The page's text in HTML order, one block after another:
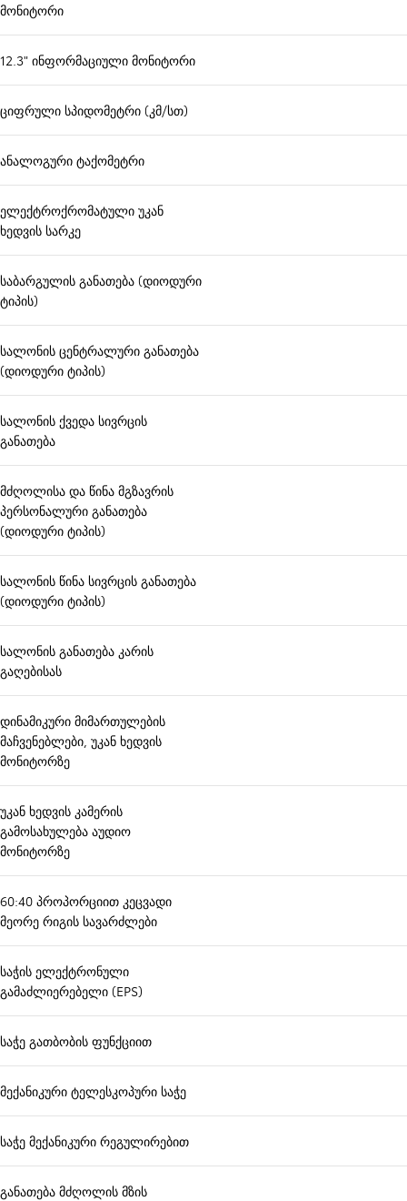
მონიტორი
12.3" ინფორმაციული მონიტორი
ციფრული სპიდომეტრი (კმ/სთ)
ანალოგური ტაქომეტრი
ელექტროქრომატული უკან
ხედვის სარკე
საბარგულის განათება (დიოდური
ტიპის)
სალონის ცენტრალური განათება
(დიოდური ტიპის)
სალონის ქვედა სივრცის
განათება
მძღოლისა და წინა მგზავრის
პერსონალური განათება
(დიოდური ტიპის)
სალონის წინა სივრცის განათება
(დიოდური ტიპის)
სალონის განათება კარის
გაღებისას
დინამიკური მიმართულების
მაჩვენებლები, უკან ხედვის
მონიტორზე
უკან ხედვის კამერის
გამოსახულება აუდიო
მონიტორზე
60:40 პროპორციით კეცვადი
მეორე რიგის სავარძლები
საჭის ელექტრონული
გამაძლიერებელი (EPS)
საჭე გათბობის ფუნქციით
მექანიკური ტელესკოპური საჭე
საჭე მექანიკური რეგულირებით
განათება მძღოლის მზის